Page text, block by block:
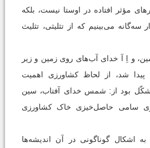
مؤثر افتاده در اوستا نیست، بلکه
سه‌گانه می‌بینیم که از تثلیثی، تثلیث
و اِ آ خدای آب‌های روی زمین و زیر
شد، از لحاظ کشاورزی اهمیت
بود از: شمس خدای آفتاب، سین
سامی حاصل‌خیزی خاک کشاورزی
به اشکال گوناگونی در آن اندیشه‌ها